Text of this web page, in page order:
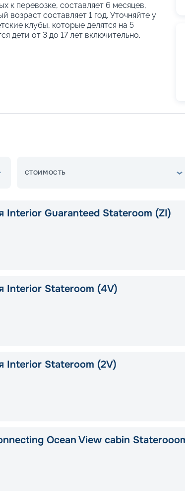
к перевозке, составляет 6 месяцев,
возраст составляет 1 год. Уточняйте у
клубы, которые делятся на 5
дети от 3 до 17 лет включительно.
СТОИМОСТЬ
Interior Guaranteed Stateroom (ZI)
Interior Stateroom (4V)
Interior Stateroom (2V)
Ocean View cabin